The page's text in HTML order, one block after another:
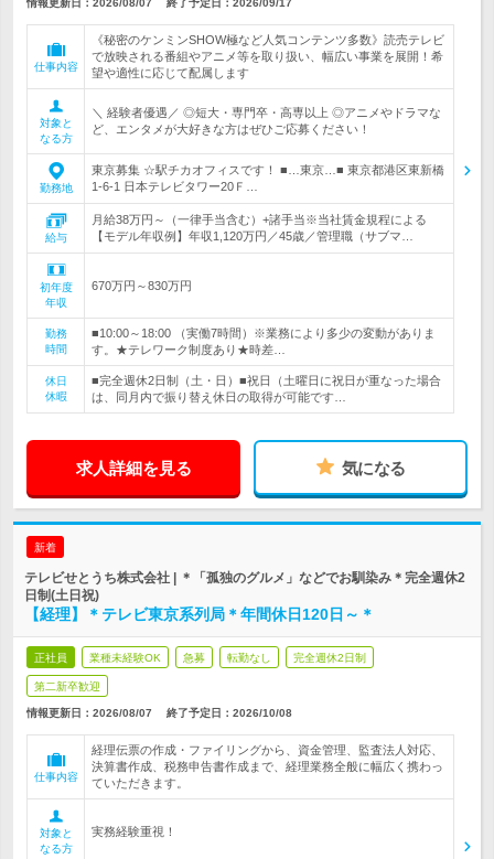
情報更新日：2026/08/07 終了予定日： 2026/09/17
仕事内容
《秘密のケンミンSHOW極など人気コンテンツ多数》読売テレビ
で放映される番組やアニメ等を取り扱い、幅広い事業を展開！希
望や適性に応じて配属します
対象と
なる方
＼ 経験者優遇／ ◎短大・専門卒・高専以上 ◎アニメやドラマな
ど、エンタメが大好きな方はぜひご応募ください！
勤務地
東京募集 ☆駅チカオフィスです！ ■…東京…■ 東京都港区東新橋
1-6-1 日本テレビタワー20Ｆ…
給与
月給38万円～（一律手当含む）+諸手当※当社賃金規程による
【モデル年収例】年収1,120万円／45歳／管理職（サブマ…
初年度
年収
670万円～830万円
勤務
時間
■10:00～18:00 （実働7時間）※業務により多少の変動がありま
す。★テレワーク制度あり★時差…
休日
休暇
■完全週休2日制（土・日）■祝日（土曜日に祝日が重なった場合
は、同月内で振り替え休日の取得が可能です…
求人詳細を見る 気になる
新着
テレビせとうち株式会社 | ＊「孤独のグルメ」などでお馴染み＊完全週休2
日制(土日祝)
【経理】＊テレビ東京系列局＊年間休日120日～＊
正社員 業種未経験OK 急募 転勤なし 完全週休2日制
第二新卒歓迎
情報更新日：2026/08/07 終了予定日： 2026/10/08
仕事内容
経理伝票の作成・ファイリングから、資金管理、監査法人対応、
決算書作成、税務申告書作成まで、経理業務全般に幅広く携わっ
ていただきます。
対象と
なる方
実務経験重視！